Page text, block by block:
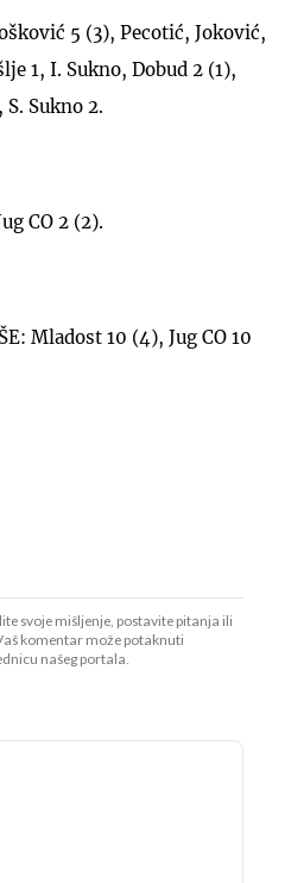
5 (3), Pecotić, Joković,
1, I. Sukno, Dobud 2 (1),
Sukno 2.
CO 2 (2).
Mladost 10 (4), Jug CO 10
svoje mišljenje, postavite pitanja ili
komentar može potaknuti
našeg portala.